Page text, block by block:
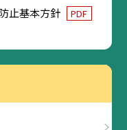
止基本方針 PDF